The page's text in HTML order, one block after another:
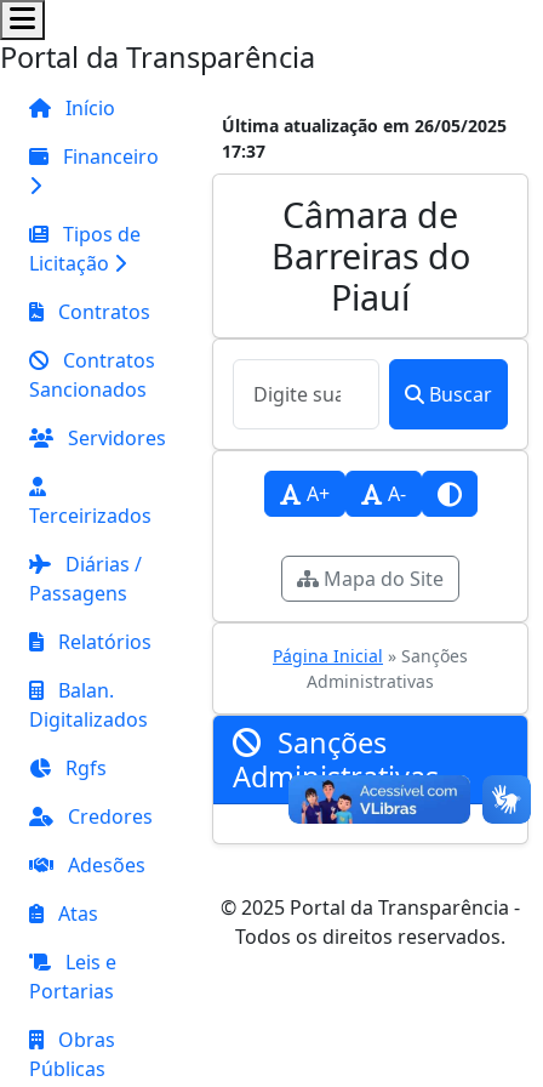
Portal da Transparência
Início
Financeiro
Tipos de
Licitação
Contratos
Contratos
Sancionados
Servidores
Terceirizados
Diárias /
Passagens
Relatórios
Balan.
Digitalizados
Rgfs
Credores
Adesões
Atas
Leis e
Portarias
Obras
Públicas
Última atualização em 26/05/2025
17:37
Câmara de
Barreiras do
Piauí
Buscar
A+ A-
Mapa do Site
Página Inicial » Sanções
Administrativas
Sanções
Administrativas
© 2025 Portal da Transparência -
Todos os direitos reservados.